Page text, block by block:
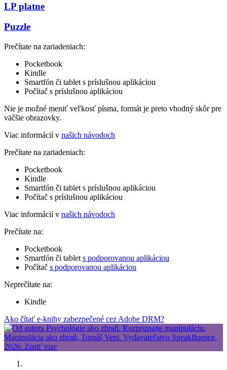
LP platne
Puzzle
Prečítate na zariadeniach:
Pocketbook
Kindle
Smartfón či tablet s príslušnou aplikáciou
Počítač s príslušnou aplikáciou
Nie je možné meniť veľkosť písma, formát je preto vhodný skôr pre
väčšie obrazovky.
Viac informácií v našich návodoch
Prečítate na zariadeniach:
Pocketbook
Kindle
Smartfón či tablet s príslušnou aplikáciou
Počítač s príslušnou aplikáciou
Viac informácií v našich návodoch
Prečítate na:
Pocketbook
Smartfón či tablet s podporovanou aplikáciou
Počítač s podporovanou aplikáciou
Neprečítate na:
Kindle
Ako čítať e-knihy zabezpečené cez Adobe DRM?